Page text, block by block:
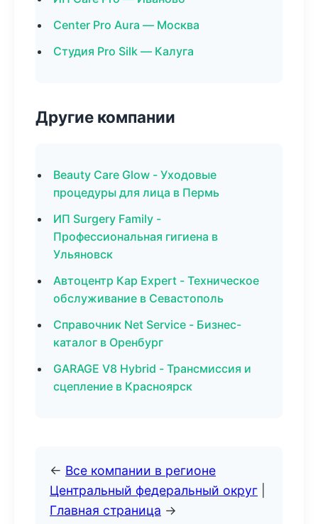
Center Pro Aura — Москва
Студия Pro Silk — Калуга
Другие компании
Beauty Care Glow - Уходовые
процедуры для лица в Пермь
ИП Surgery Family -
Профессиональная гигиена в
Ульяновск
Автоцентр Кар Expert - Техническое
обслуживание в Севастополь
Справочник Net Service - Бизнес-
каталог в Оренбург
GARAGE V8 Hybrid - Трансмиссия и
сцепление в Красноярск
← Все компании в регионе
Центральный федеральный округ
Главная страница →